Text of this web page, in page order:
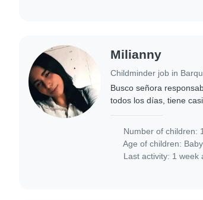
Milianny
Childminder job in
Busco señora
todos los días, tiene
Number of children: 1
Age of children: Baby
Last activity: 1 week